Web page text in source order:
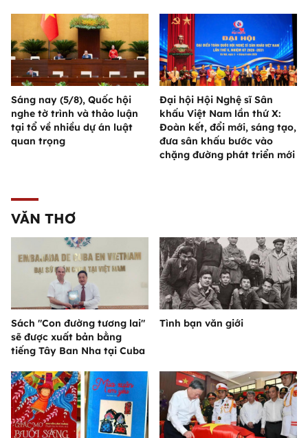
Sáng nay (5/8), Quốc hội
nghe tờ trình và thảo luận
tại tổ về nhiều dự án luật
quan trọng
Đại hội Hội Nghệ sĩ Sân
khấu Việt Nam lần thứ X:
Đoàn kết, đổi mới, sáng tạo,
đưa sân khấu bước vào
chặng đường phát triển mới
VĂN THƠ
Sách "Con đường tương lai"
sẽ được xuất bản bằng
tiếng Tây Ban Nha tại Cuba
Tình bạn văn giới